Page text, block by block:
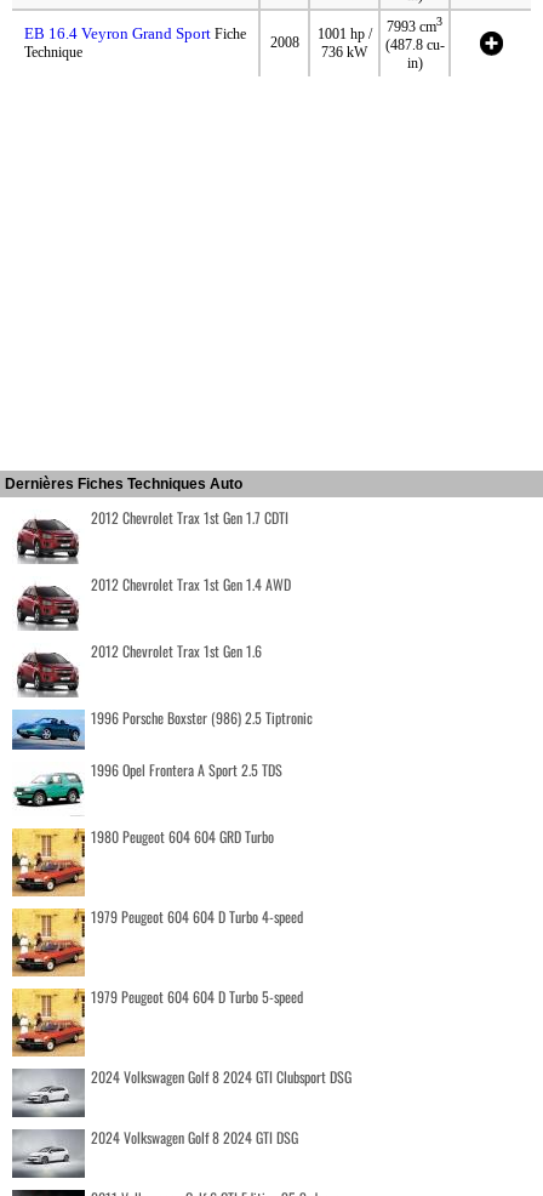
EB 16.4 Veyron Grand Sport Fiche
Technique
2008
1001 hp /
736 kW
7993 cm3
(487.8 cu-
in)
Dernières Fiches Techniques Auto
2012 Chevrolet Trax 1st Gen 1.7 CDTI
2012 Chevrolet Trax 1st Gen 1.4 AWD
2012 Chevrolet Trax 1st Gen 1.6
1996 Porsche Boxster (986) 2.5 Tiptronic
1996 Opel Frontera A Sport 2.5 TDS
1980 Peugeot 604 604 GRD Turbo
1979 Peugeot 604 604 D Turbo 4-speed
1979 Peugeot 604 604 D Turbo 5-speed
2024 Volkswagen Golf 8 2024 GTI Clubsport DSG
2024 Volkswagen Golf 8 2024 GTI DSG